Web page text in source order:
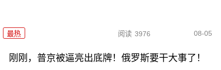
最热 阅读 3976 08-05
刚刚，普京被逼亮出底牌！俄罗斯要干大事了！